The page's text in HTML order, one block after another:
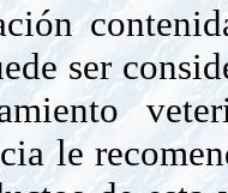
ser
le